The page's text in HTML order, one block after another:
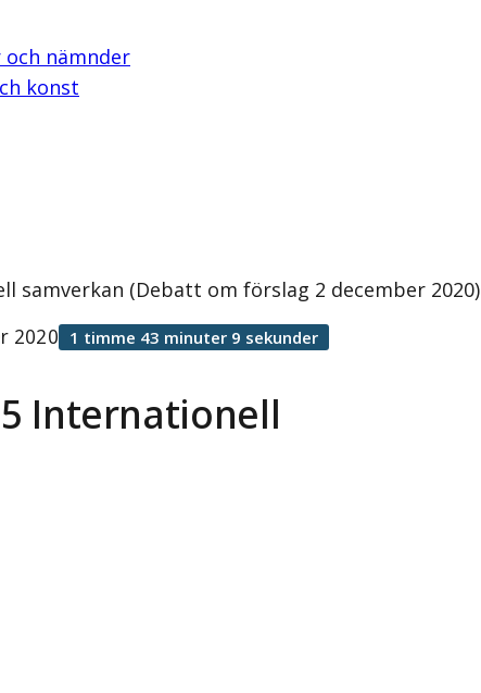
och nämnder
konst
samverkan (Debatt om förslag 2 december 2020)
Internationell
2020 1 timme 43 minuter 9 sekunder